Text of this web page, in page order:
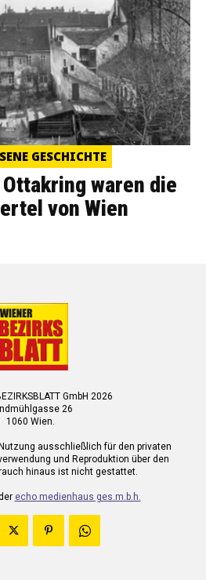
GESCHICHTE
waren die
von Wien
GmbH 2026
26
1060 Wien.
ausschließlich für den privaten
und Reproduktion über den
hinaus ist nicht gestattet.
echo medienhaus ges.m.b.h.